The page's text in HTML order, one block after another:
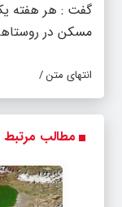
گفت : هر هفته یک
مسکن در
انتهای متن /
مطالب مرتبط